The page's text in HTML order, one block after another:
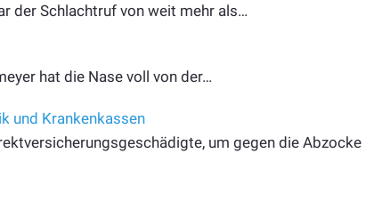
der Schlachtruf von weit mehr als…
hat die Nase voll von der…
und Krankenkassen
um gegen die Abzocke